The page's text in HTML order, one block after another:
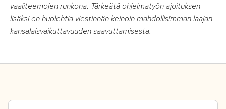
vaaliteemojen runkona. Tärkeätä ohjelmatyön ajoituksen
lisäksi on huolehtia viestinnän keinoin mahdollisimman laajan
kansalaisvaikuttavuuden saavuttamisesta.